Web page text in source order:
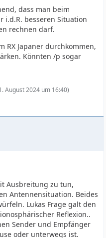
dass man beim
i.d.R. besseren Situation
rechnen darf.
RX Japaner durchkommen,
Könnten /p sogar
August 2024 um 16:40)
Ausbreitung zu tun,
Antennensituation. Beides
Lukas Frage galt den
Reflexion..
Sender und Empfänger
oder unterwegs ist.